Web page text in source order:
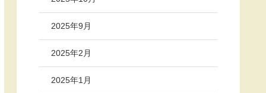
2025年9月
2025年2月
2025年1月